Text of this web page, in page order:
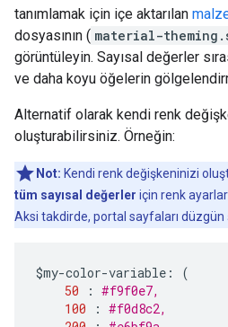
tanımlamak için içe aktarılan
dosyasının ( material-
görüntüleyin. Sayısal değerler
ve daha koyu öğelerin
Alternatif olarak kendi renk
oluşturabilirsiniz. Örneğin:
Not: Kendi renk değişkeninizi
tüm sayısal değerler için renk
Aksi takdirde, portal sayfaları
$my-color-variable :
(
50
: #f9f0e7,
100
: #f0d8c2,